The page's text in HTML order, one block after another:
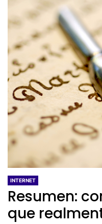
INTERNET
Resumen:
que